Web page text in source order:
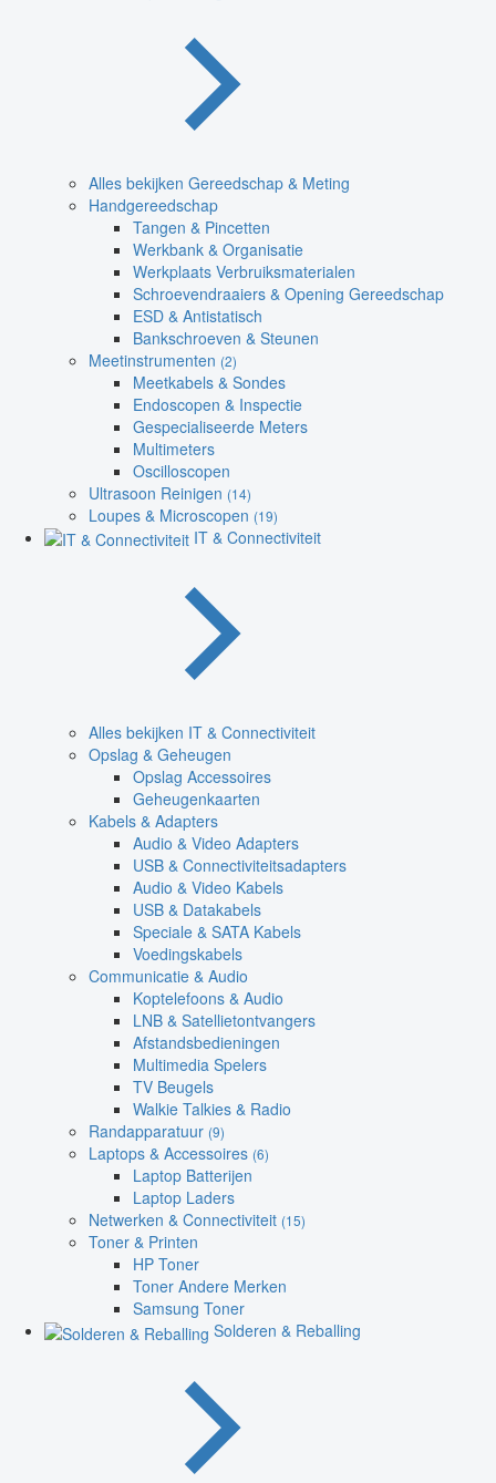
Alles bekijken Gereedschap & Meting
Handgereedschap
Tangen & Pincetten
Werkbank & Organisatie
Werkplaats Verbruiksmaterialen
Schroevendraaiers & Opening Gereedschap
ESD & Antistatisch
Bankschroeven & Steunen
Meetinstrumenten (2)
Meetkabels & Sondes
Endoscopen & Inspectie
Gespecialiseerde Meters
Multimeters
Oscilloscopen
Ultrasoon Reinigen (14)
Loupes & Microscopen (19)
IT & Connectiviteit
Alles bekijken IT & Connectiviteit
Opslag & Geheugen
Opslag Accessoires
Geheugenkaarten
Kabels & Adapters
Audio & Video Adapters
USB & Connectiviteitsadapters
Audio & Video Kabels
USB & Datakabels
Speciale & SATA Kabels
Voedingskabels
Communicatie & Audio
Koptelefoons & Audio
LNB & Satellietontvangers
Afstandsbedieningen
Multimedia Spelers
TV Beugels
Walkie Talkies & Radio
Randapparatuur (9)
Laptops & Accessoires (6)
Laptop Batterijen
Laptop Laders
Netwerken & Connectiviteit (15)
Toner & Printen
HP Toner
Toner Andere Merken
Samsung Toner
Solderen & Reballing